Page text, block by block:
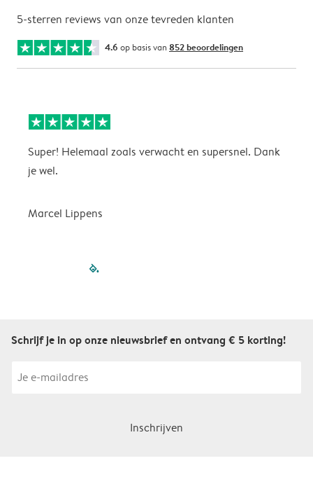
5-sterren reviews van onze tevreden klanten
4.6 op basis van 852 beoordelingen
Super! Helemaal zoals verwacht en supersnel. Dank
je wel.
Marcel Lippens
filled-pagination
Schrijf je in op onze nieuwsbrief en ontvang € 5 korting!
Inschrijven